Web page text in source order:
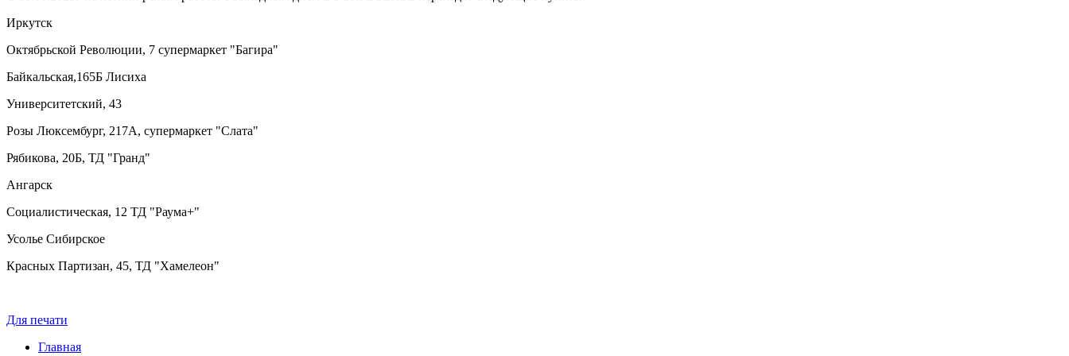
Иркутск
Октябрьской Революции, 7 супермаркет "Багира"
Байкальская,165Б Лисиха
Университетский, 43
Розы Люксембург, 217А, супермаркет "Слата"
Рябикова, 20Б, ТД "Гранд"
Ангарск
Социалистическая, 12 ТД "Раума+"
Усолье Сибирское
Красных Партизан, 45, ТД "Хамелеон"
Для печати
Главная